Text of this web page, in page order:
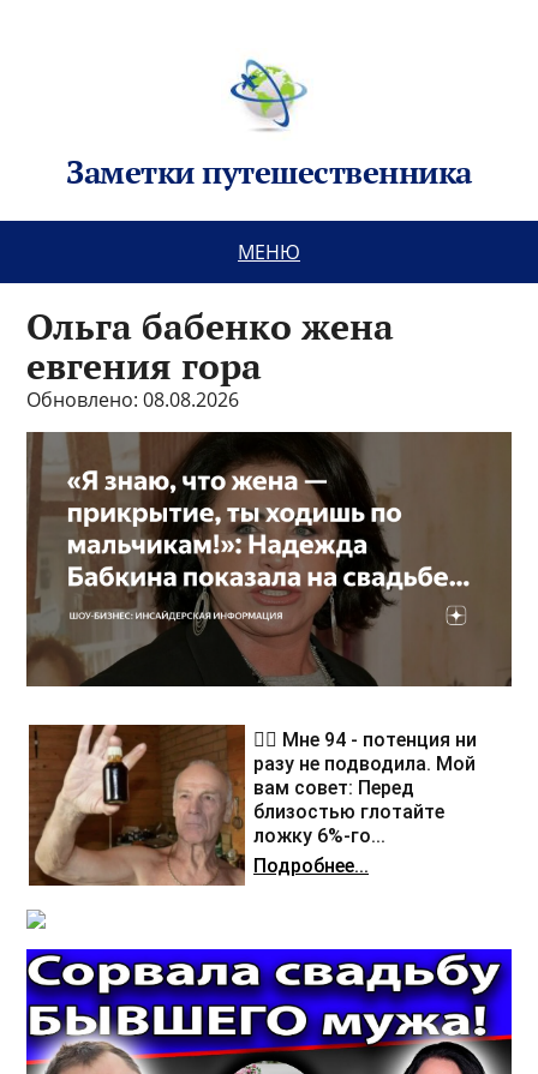
Заметки путешественника
МЕНЮ
Ольга бабенко жена
евгения гора
Обновлено: 08.08.2026
❤️‍🔥 Мне 94 - потенция ни
разу не подводила. Мой
вам совет: Перед
близостью глотайте
ложку 6%-го...
Подробнее...